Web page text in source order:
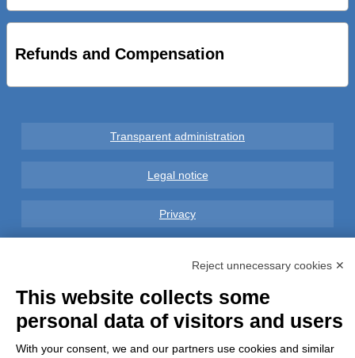
AL VIA SERVIZIO DI BIKE SHARING A POTENZA CON
VAIMOO PER UTENTI FAL SCONTI SULL’UTILIZZO DELLE
Refunds and Compensation
Transparent administration
Legal notice
Privacy
Complaints
Refunds and Indemnities
Reject unnecessary cookies ✕
This website collects some
personal data of visitors and users
With your consent, we and our partners use cookies and similar